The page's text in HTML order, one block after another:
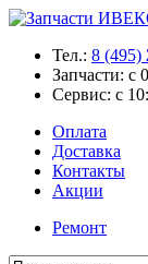
Тел.: 8 (495)
Запчасти: с
Сервис: с
Оплата
Доставка
Контакты
Акции
Ремонт